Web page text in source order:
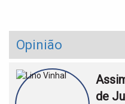
Opinião
de